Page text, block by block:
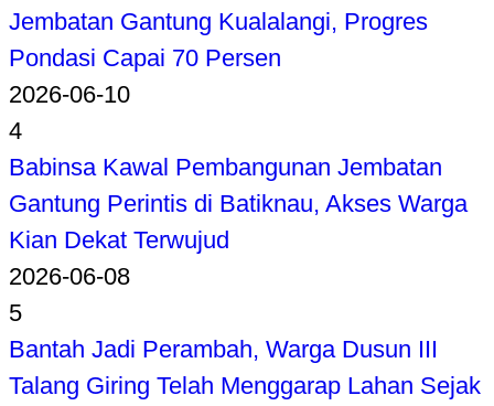
Jembatan Gantung Kualalangi, Progres
Pondasi Capai 70 Persen
2026-06-10
4
Babinsa Kawal Pembangunan Jembatan
Gantung Perintis di Batiknau, Akses Warga
Kian Dekat Terwujud
2026-06-08
5
Bantah Jadi Perambah, Warga Dusun III
Talang Giring Telah Menggarap Lahan Sejak